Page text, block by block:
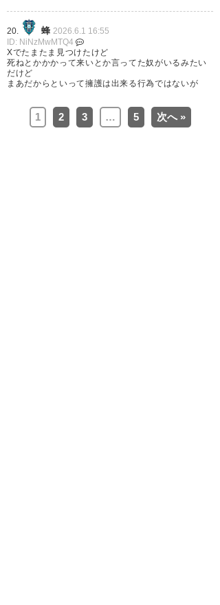
20. 蜂 2026.6.1 16:55
ID: NiNzMwMTQ4
Xでたまたま見つけたけど
死ねとかかかって来いとか言ってた奴がいるみたい
だけど
まあだからといって擁護は出来る行為ではないが
1 2 3 … 5 次へ »